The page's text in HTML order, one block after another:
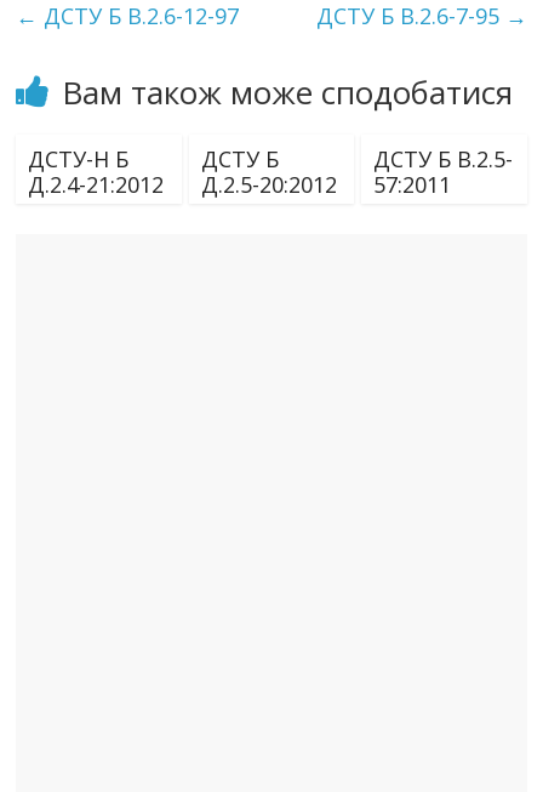
← ДСТУ Б В.2.6-12-97 ДСТУ Б В.2.6-7-95 →
Вам також може сподобатися
ДСТУ-Н Б
Д.2.4-21:2012
ДСТУ Б
Д.2.5-20:2012
ДСТУ Б В.2.5-
57:2011